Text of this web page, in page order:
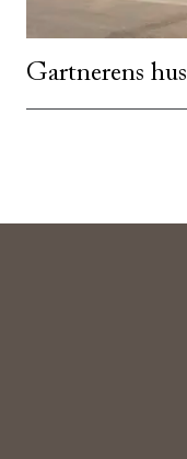
Gartnerens hus